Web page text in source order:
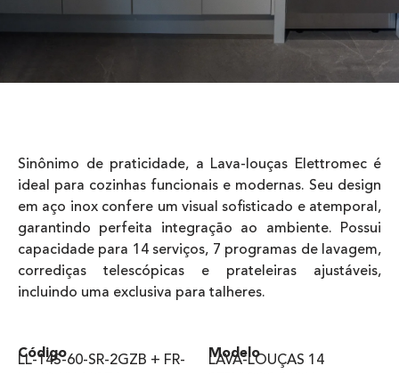
Sinônimo de praticidade, a Lava-louças Elettromec é
ideal para cozinhas funcionais e modernas. Seu design
em aço inox confere um visual sofisticado e atemporal,
garantindo perfeita integração ao ambiente. Possui
capacidade para 14 serviços, 7 programas de lavagem,
corrediças telescópicas e prateleiras ajustáveis,
incluindo uma exclusiva para talheres.
Código
LL-14S-60-SR-2GZB + FR-
Modelo
LAVA-LOUÇAS 14